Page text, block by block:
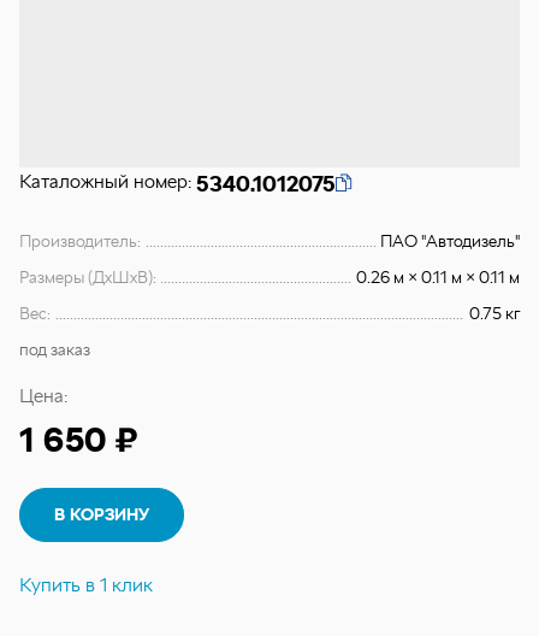
Каталожный номер: 5340.1012075
Производитель:
ПАО "Автодизель"
Размеры (ДхШхВ):
0.26 м × 0.11 м × 0.11 м
Вес:
0.75 кг
под заказ
Цена:
1 650 ₽
В КОРЗИНУ
Купить в 1 клик